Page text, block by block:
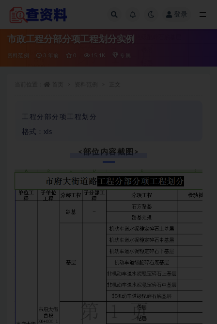
登录
市政工程分部分项工程划分实例
资料范例 3 年前 0 15.1K 专属
工程分部分项工程划分
格式：xls
<部位内容截图>